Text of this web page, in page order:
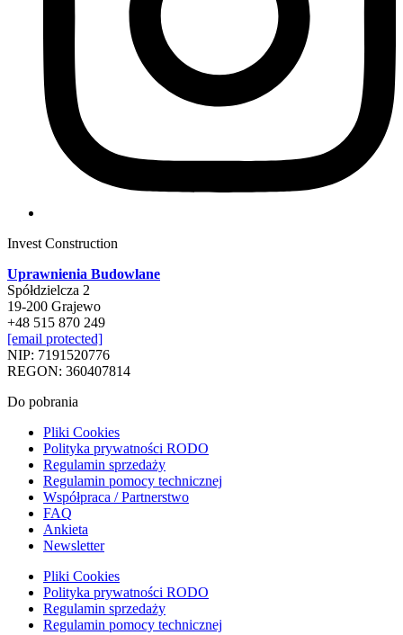
Invest Construction
Uprawnienia Budowlane
Spółdzielcza 2
19-200 Grajewo
+48 515 870 249
[email protected]
NIP: 7191520776
REGON: 360407814
Do pobrania
Pliki Cookies
Polityka prywatności RODO
Regulamin sprzedaży
Regulamin pomocy technicznej
Współpraca / Partnerstwo
FAQ
Ankieta
Newsletter
Pliki Cookies
Polityka prywatności RODO
Regulamin sprzedaży
Regulamin pomocy technicznej